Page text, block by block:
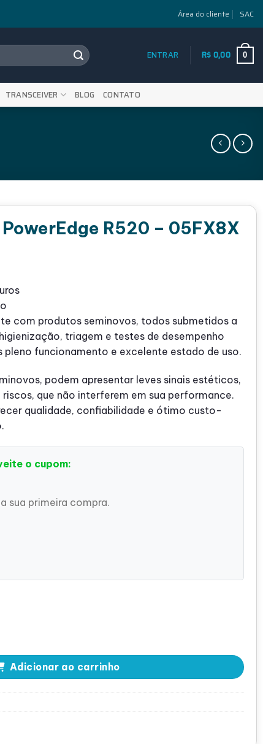
Área do cliente SAC
ENTRAR R$0,00 0
TRANSCEIVER BLOG CONTATO
R520 – 05FX8X
com produtos seminovos, todos submetidos a
triagem e testes de desempenho
pleno funcionamento e excelente estado de uso.
podem apresentar leves sinais estéticos,
que não interferem em sua performance.
qualidade, confiabilidade e ótimo custo-
o cupom:
sua primeira compra.
- 05FX8X quantidade
Adicionar ao carrinho